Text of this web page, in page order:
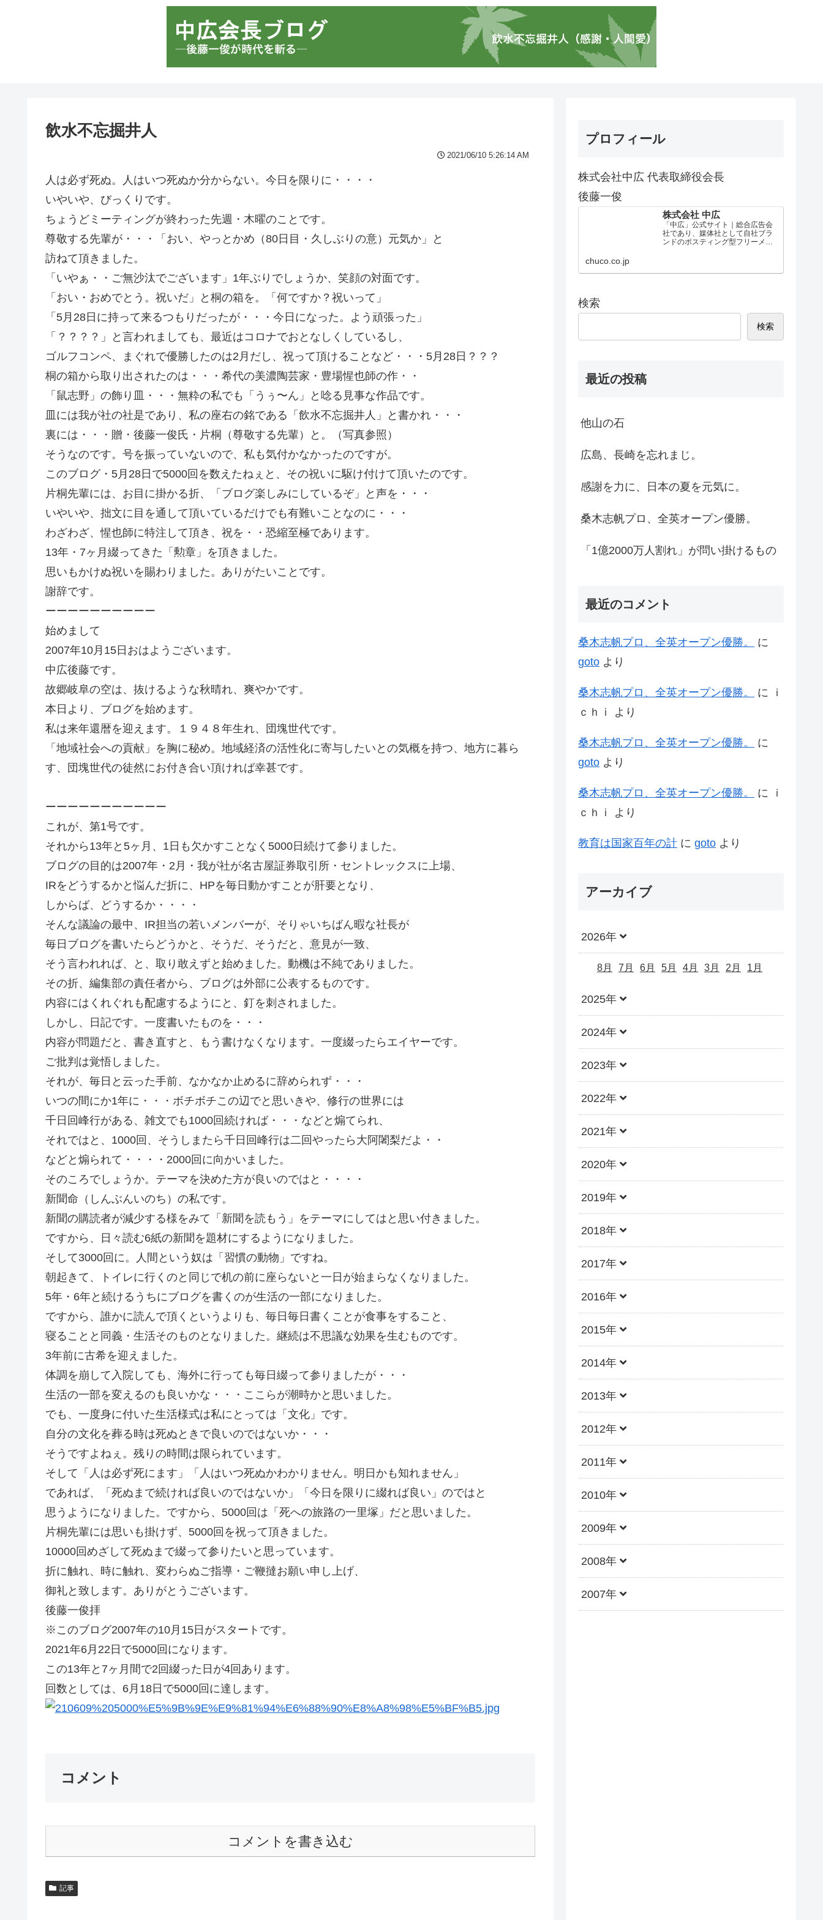
飲水不忘掘井人
2021/06/10 5:26:14 AM
人は必ず死ぬ。人はいつ死ぬか分からない。今日を限りに・・・・
いやいや、びっくりです。
ちょうどミーティングが終わった先週・木曜のことです。
尊敬する先輩が・・・「おい、やっとかめ（80日目・久しぶりの意）元気か」と
訪ねて頂きました。
「いやぁ・・ご無沙汰でございます」1年ぶりでしょうか、笑顔の対面です。
「おい・おめでとう。祝いだ」と桐の箱を。「何ですか？祝いって」
「5月28日に持って来るつもりだったが・・・今日になった。よう頑張った」
「？？？？」と言われましても、最近はコロナでおとなしくしているし、
ゴルフコンペ、まぐれで優勝したのは2月だし、祝って頂けることなど・・・5月28日？？？
桐の箱から取り出されたのは・・・希代の美濃陶芸家・豊場惺也師の作・・
「鼠志野」の飾り皿・・・無粋の私でも「うぅ〜ん」と唸る見事な作品です。
皿には我が社の社是であり、私の座右の銘である「飲水不忘掘井人」と書かれ・・・
裏には・・・贈・後藤一俊氏・片桐（尊敬する先輩）と。（写真参照）
そうなのです。号を振っていないので、私も気付かなかったのですが。
このブログ・5月28日で5000回を数えたねぇと、その祝いに駆け付けて頂いたのです。
片桐先輩には、お目に掛かる折、「ブログ楽しみにしているぞ」と声を・・・
いやいや、拙文に目を通して頂いているだけでも有難いことなのに・・・
わざわざ、惺也師に特注して頂き、祝を・・恐縮至極であります。
13年・7ヶ月綴ってきた「勲章」を頂きました。
思いもかけぬ祝いを賜わりました。ありがたいことです。
謝辞です。
ーーーーーーーーーー
始めまして
2007年10月15日おはようございます。
中広後藤です。
故郷岐阜の空は、抜けるような秋晴れ、爽やかです。
本日より、ブログを始めます。
私は来年還暦を迎えます。１９４８年生れ、団塊世代です。
「地域社会への貢献」を胸に秘め。地域経済の活性化に寄与したいとの気概を持つ、地方に暮ら
す、団塊世代の徒然にお付き合い頂ければ幸甚です。
ーーーーーーーーーーー
これが、第1号です。
それから13年と5ヶ月、1日も欠かすことなく5000日続けて参りました。
ブログの目的は2007年・2月・我が社が名古屋証券取引所・セントレックスに上場、
IRをどうするかと悩んだ折に、HPを毎日動かすことが肝要となり、
しからば、どうするか・・・・
そんな議論の最中、IR担当の若いメンバーが、そりゃいちばん暇な社長が
毎日ブログを書いたらどうかと、そうだ、そうだと、意見が一致、
そう言われれば、と、取り敢えずと始めました。動機は不純でありました。
その折、編集部の責任者から、ブログは外部に公表するものです。
内容にはくれぐれも配慮するようにと、釘を刺されました。
しかし、日記です。一度書いたものを・・・
内容が問題だと、書き直すと、もう書けなくなります。一度綴ったらエイヤーです。
ご批判は覚悟しました。
それが、毎日と云った手前、なかなか止めるに辞められず・・・
いつの間にか1年に・・・ボチボチこの辺でと思いきや、修行の世界には
千日回峰行がある、雑文でも1000回続ければ・・・などと煽てられ、
それではと、1000回、そうしまたら千日回峰行は二回やったら大阿闍梨だよ・・
などと煽られて・・・・2000回に向かいました。
そのころでしょうか。テーマを決めた方が良いのではと・・・・
新聞命（しんぶんいのち）の私です。
新聞の購読者が減少する様をみて「新聞を読もう」をテーマにしてはと思い付きました。
ですから、日々読む6紙の新聞を題材にするようになりました。
そして3000回に。人間という奴は「習慣の動物」ですね。
朝起きて、トイレに行くのと同じで机の前に座らないと一日が始まらなくなりました。
5年・6年と続けるうちにブログを書くのが生活の一部になりました。
ですから、誰かに読んで頂くというよりも、毎日毎日書くことが食事をすること、
寝ることと同義・生活そのものとなりました。継続は不思議な効果を生むものです。
3年前に古希を迎えました。
体調を崩して入院しても、海外に行っても毎日綴って参りましたが・・・
生活の一部を変えるのも良いかな・・・ここらが潮時かと思いました。
でも、一度身に付いた生活様式は私にとっては「文化」です。
自分の文化を葬る時は死ぬときで良いのではないか・・・
そうですよねぇ。残りの時間は限られています。
そして「人は必ず死にます」「人はいつ死ぬかわかりません。明日かも知れません」
であれば、「死ぬまで続ければ良いのではないか」「今日を限りに綴れば良い」のではと
思うようになりました。ですから、5000回は「死への旅路の一里塚」だと思いました。
片桐先輩には思いも掛けず、5000回を祝って頂きました。
10000回めざして死ぬまで綴って参りたいと思っています。
折に触れ、時に触れ、変わらぬご指導・ご鞭撻お願い申し上げ、
御礼と致します。ありがとうございます。
後藤一俊拝
※このブログ2007年の10月15日がスタートです。
2021年6月22日で5000回になります。
この13年と7ヶ月間で2回綴った日が4回あります。
回数としては、6月18日で5000回に達します。
コメント
コメントを書き込む
記事
プロフィール
株式会社中広 代表取締役会長
後藤一俊
株式会社 中広
「中広」公式サイト｜総合広告会
社であり、媒体社として自社ブラ
ンドのポスティング型フリーメデ
chuco.co.jp
検索
検索
最近の投稿
他山の石
広島、長崎を忘れまじ。
感謝を力に、日本の夏を元気に。
桑木志帆プロ、全英オープン優勝。
「1億2000万人割れ」が問い掛けるもの
最近のコメント
桑木志帆プロ、全英オープン優勝。
に
goto より
桑木志帆プロ、全英オープン優勝。 に
ｉ
ｃｈｉ
より
桑木志帆プロ、全英オープン優勝。
に
goto より
桑木志帆プロ、全英オープン優勝。 に
ｉ
ｃｈｉ
より
教育は国家百年の計 に goto より
アーカイブ
2026年
8月 7月 6月 5月 4月 3月 2月 1月
2025年
2024年
2023年
2022年
2021年
2020年
2019年
2018年
2017年
2016年
2015年
2014年
2013年
2012年
2011年
2010年
2009年
2008年
2007年